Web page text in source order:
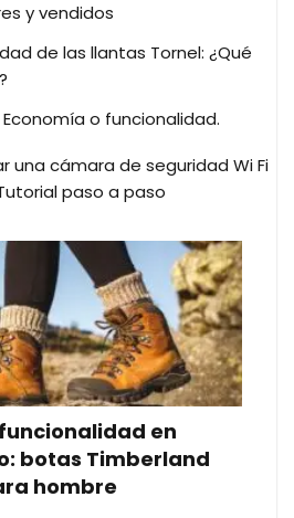
y vendidos
de las llantas Tornel: ¿Qué
Economía o funcionalidad.
una cámara de seguridad Wi Fi
paso a paso
en
botas Timberland
hombre